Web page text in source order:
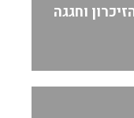
וחגגה